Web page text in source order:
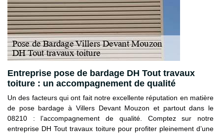
Entreprise pose de bardage DH Tout travaux
toiture : un accompagnement de qualité
Un des facteurs qui ont fait notre excellente réputation en matière
de pose bardage à Villers Devant Mouzon et partout dans le
08210 : l’accompagnement de qualité. Comptez sur notre
entreprise DH Tout travaux toiture pour profiter pleinement d’une